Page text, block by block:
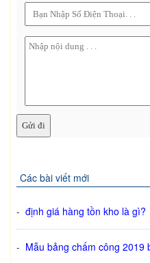
Các bài viết mới
- định giá hàng tồn kho là gì?
- Mẫu bảng chấm công 2019